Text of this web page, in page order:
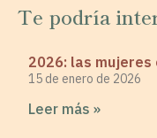
Te podría
2026: las
15 de enero de 2026
Leer más »